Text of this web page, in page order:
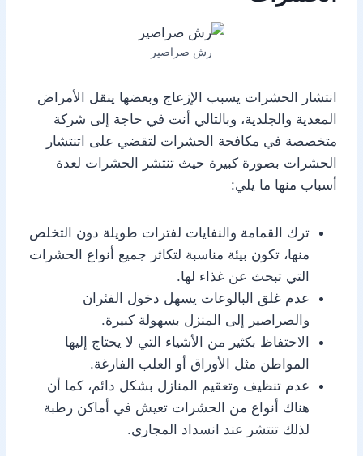
رش صراصير
انتشار الحشرات يسبب الإزعاج وبعضها ينقل الأمراض
المعدية والجلدية، وبالتالي أنت في حاجة إلى شركة
متخصصة في مكافحة الحشرات لتقضي على اتنتشار
الحشرات بصورة كبيرة حيث تنتشر الحشرات لعدة
أسباب منها ما يلي:
ترك القمامة والنفايات لفترات طويلة دون التخلص
منها، تكون بيئة مناسبة لتكاثر جميع أنواع الحشرات
التي تبحث عن غذاء لها.
عدم غلق البالوعات يسهل دخول الفئران
والصراصير إلى المنزل بسهولة كبيرة.
الاحتفاظ بكثير من الأشياء التي لا يحتاج إليها
المواطن مثل الأوراق أو العلب الفارغة.
عدم تنظيف وتعقيم المنازل بشكل دائم، كما أن
هناك أنواع من الحشرات تعيش في أماكن رطبة
لذلك تنتشر عند انسداد المجاري.